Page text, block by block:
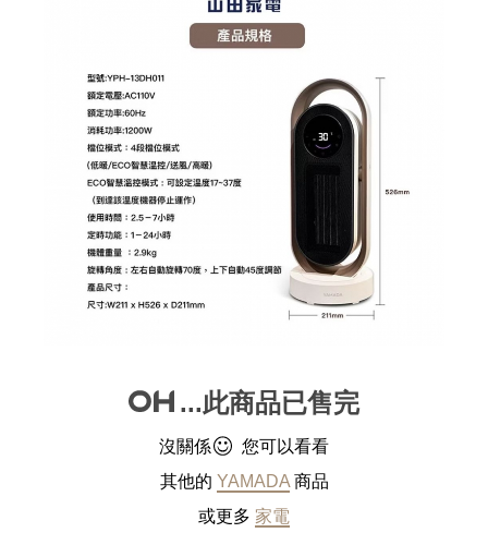
...此商品已售完
沒關係
您可以看看
其他的 YAMADA 商品
或更多 家電